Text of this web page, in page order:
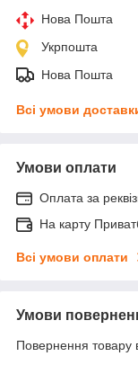
Нова Пошта
Укрпошта
Нова Пошта
Всі умови
Умови оплати
Оплата за
На карту
Всі умови оплати
Умови
Повернення товару